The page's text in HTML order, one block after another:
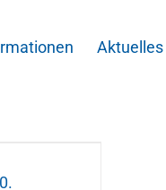
Aktuelles